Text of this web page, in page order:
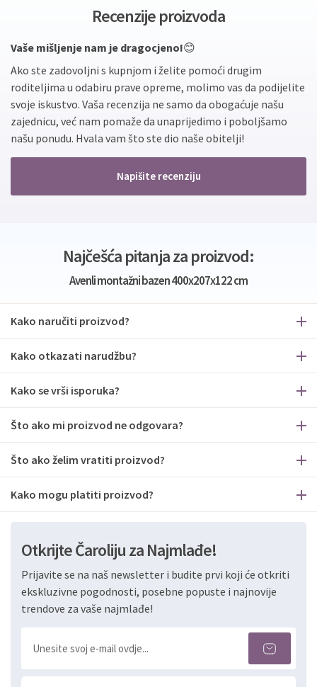
Recenzije proizvoda
Vaše mišljenje nam je dragocjeno!😊
Ako ste zadovoljni s kupnjom i želite pomoći drugim
roditeljima u odabiru prave opreme, molimo vas da podijelite
svoje iskustvo. Vaša recenzija ne samo da obogaćuje našu
zajednicu, već nam pomaže da unaprijedimo i poboljšamo
našu ponudu. Hvala vam što ste dio naše obitelji!
Napišite recenziju
Najčešća pitanja za proizvod:
Avenli montažni bazen 400x207x122 cm
Kako naručiti proizvod?
Kako otkazati narudžbu?
Kako se vrši isporuka?
Što ako mi proizvod ne odgovara?
Što ako želim vratiti proizvod?
Kako mogu platiti proizvod?
Otkrijte Čaroliju za Najmlađe!
Prijavite se na naš newsletter i budite prvi koji će otkriti
ekskluzivne pogodnosti, posebne popuste i najnovije
trendove za vaše najmlađe!